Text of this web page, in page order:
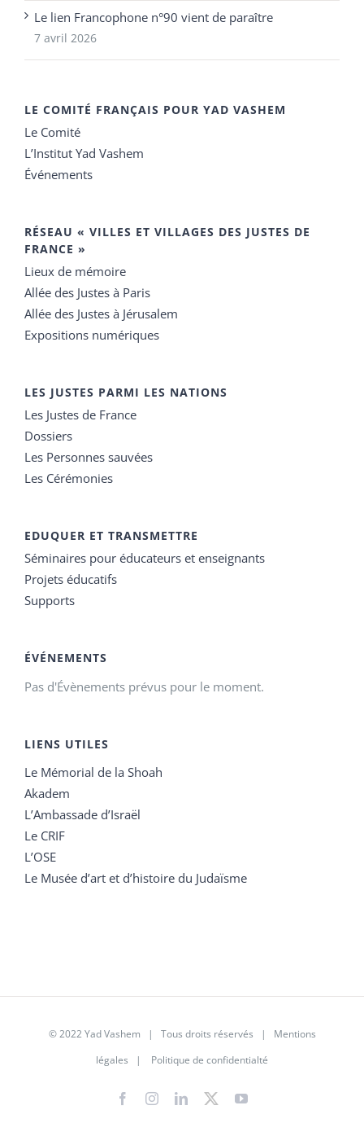
Le lien Francophone n°90 vient de paraître
7 avril 2026
LE COMITÉ FRANÇAIS POUR YAD VASHEM
Le Comité
L’Institut Yad Vashem
Événements
RÉSEAU « VILLES ET VILLAGES DES JUSTES DE
FRANCE »
Lieux de mémoire
Allée des Justes à Paris
Allée des Justes à Jérusalem
Expositions numériques
LES JUSTES PARMI LES NATIONS
Les Justes de France
Dossiers
Les Personnes sauvées
Les Cérémonies
EDUQUER ET TRANSMETTRE
Séminaires pour éducateurs et enseignants
Projets éducatifs
Supports
ÉVÉNEMENTS
Pas d'Évènements prévus pour le moment.
LIENS UTILES
Le Mémorial de la Shoah
Akadem
L’Ambassade d’Israël
Le CRIF
L’OSE
Le Musée d’art et d’histoire du Judaïsme
© 2022 Yad Vashem | Tous droits réservés | Mentions
légales | Politique de confidentialté
FacebookInstagramLinkedIn
X YouTube